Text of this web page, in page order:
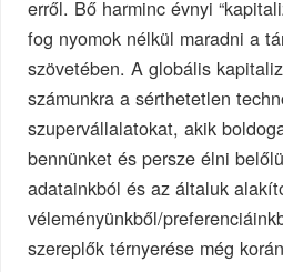
erről. Bő harminc évnyi
fog nyomok nélkül maradni a
szövetében. A globális
számunkra a sérthetetlen
szupervállalatokat, akik
bennünket és persze élni
adatainkból és az általuk
véleményünkből/
szereplők térnyerése még